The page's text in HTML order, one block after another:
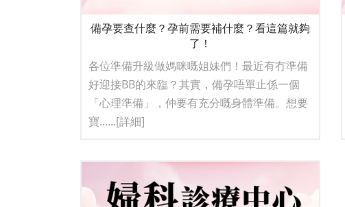
備孕要查什麼？孕前需要補什麼？看這篇就夠
了！
各位準備升級做媽咪嘅姐妹們！最近有冇準備
好迎接BB的來臨？其實，備孕唔單止係一個
「心理準備」，仲要有充分嘅身體準備。想要
寶......[詳細]